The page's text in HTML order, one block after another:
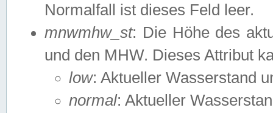
Normalfall ist dieses Feld leer.
mnwmhw_st: Die Höhe des
und den MHW. Dieses Attribut
low: Aktueller Wasserstand
normal: Aktueller